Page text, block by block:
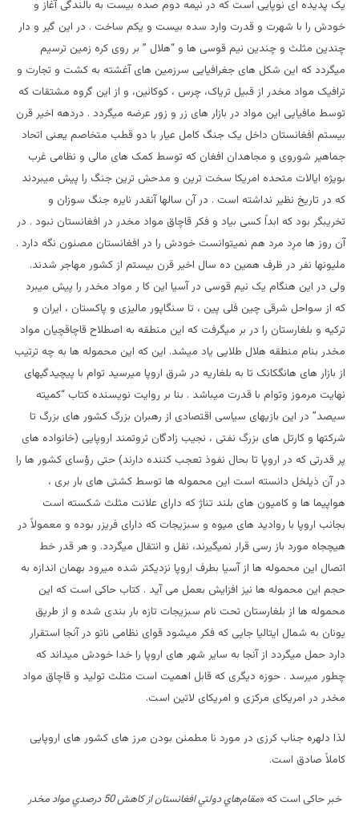
یک پدیده ای نوپایی است که در نیمه دوم صده بیست به بالندگی آغاز و
خودش را با شهرت و قدرت وارد سده بیست و یکم ساخت . در این گیر و دار
چندین مثلث و چندین نیم قوسی ها و “هلال ” بر روی کره زمین ترسیم
میگردد که این شکل های جغرافیایی سرزمین های آغشته به کشت و تجارت و
ترافیک مواد مخدر از قبیل تریاک، چرس ، کوکائین، و از این گروه مشتقات که
توسط مافیایی این مواد در بازار های زر و زور عرضه میگردد . دردهه اخیر قرن
بیستم افغانستان داخل یک جنگ کامل عیار با دو قطب متخاصم یعنی اتحاد
جماهیر شوروی و مجاهدان افغان که توسط کمک های مالی و نظامی غرب
بویژه ایالات متحده امریکا سخت ترین و مدحش ترین جنگ را پیش میبردند
که در تاریخ نظیر نداشته است . در آن سالها آنقدر نایره جنگ سوزان و
تخریبگر بود که ابداً کسی بیاد و فکر قاچاق مواد مخدر در افغانستان نبود . در
آن روز ها مرِد مرد هم نمیتوانست خودش را در افغانستان مصئون نگه دارد .
ملیونها نفر در ظرف همین ده سال اخیر قرن بیستم از کشور مهاجر شدند.
ولی در این هنگام یک نیم قوسی در آسیا این کا ر مواد مخدر را پیش میبرد
که از سواحل شرقی چین فلی پین ، تا سنگاپور مالیزی و پاکستان ، ایران و
ترکیه و بلغارستان را در بر میگرفت که این منطقه به اصطلاح قاچاقچیان مواد
مخدر بنام منطقه هلال طلایی یاد میشد. این که این محموله ها به چه ترتیب
از بازار های هانگکانک تا به بلغاریه در شرق اروپا میرسید توام با پیچیدگیهای
نهایت مرموز وتوام با قدرت میباشد . بنا بر روایت نویسنده کتاب “کمیته
سیصد” در این بازیهای سیاسی اقتصادی از رهبران بزرگ کشور های بزرگ تا
شرکتها و کارتل های بزرگ نفتی ، نجیب زادگان ثروتمند اروپایی (خانواده های
پر قدرتی که در اروپا تا بحال نفوذ تعجب کننده دارند) حتی رؤسای کشور ها را
در آن ذیلخل دانسته است این محموله ها توسط کشتی های بار بری ،
هواپیما ها و کامیون های بلند تناژ که دارای علانت مثلث شکسته است
بجانب اروپا با روادید های میوه و سبزیجات که دارای فریزر بوده و معمولاً در
هیچجاه مورد باز رسی قرار نمیگیرند، نقل و انتقال میگردد. و هر قدر خط
اتصال این محموله ها از آسیا بطرف اروپا نزدیکتر شده میرود بهمان اندازه به
حجم این محموله ها نیز افزایش بعمل می آید . کتاب حاکی است که این
محموله ها از بلغارستان تحت نام سبزیجات تازه بار بندی شده و از طریق
یونان به شمال ایتالیا جایی که فکر میشود قوای نظامی ناتو در آنجا استقرار
دارد حمل میگردد از آنجا به سایر شهر های اروپا را خدا خودش میداند که
چطور میرسد . حوزه دیگری که قابل اهمیت است مثلث تولید و قاچاق مواد
مخدر در امریکای مرکزی و امریکای لاتین است.
لذا دلهره جناب کرزی در مورد نا مطمئن بودن مرز های کشور های اروپایی
کاملاً صادق است.
خبر حاکی است که «
مقام‌هاي دولتي افغانستان از كاهش 50 درصدي مواد مخدر